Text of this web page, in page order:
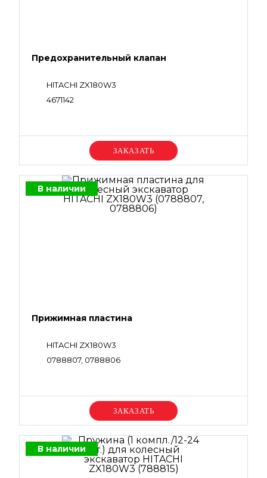
Предохранительный клапан
HITACHI ZX180W3
4671142
Уточняйте цену
В наличии
Прижимная пластина
HITACHI ZX180W3
0788807, 0788806
Уточняйте цену
В наличии